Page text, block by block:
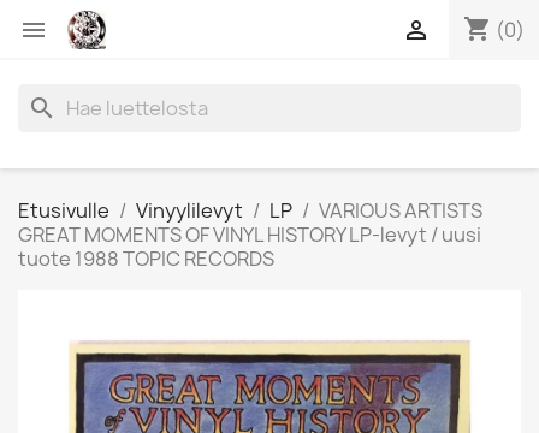
 shopping_cart (0)

search
Etusivulle Vinyylilevyt LP
VARIOUS ARTISTS
GREAT MOMENTS OF VINYL HISTORY LP-levyt / uusi
tuote 1988 TOPIC RECORDS